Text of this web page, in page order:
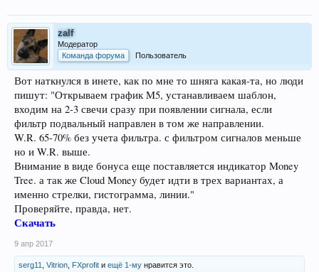
zalf
Модератор
Команда форума
Пользователь
Вот наткнулся в инете, как по мне то шняга какая-та, но люди
пишут: "Открываем график M5, устанавливаем шаблон,
входим на 2-3 свечи сразу при появлении сигнала, если
фильтр подвальный направлен в том же направлении.
W.R. 65-70% без учета фильтра. с фильтром сигналов меньше
но и W.R. выше.
Внимание в виде бонуса еще поставляется индикатор Money
Tree. а так же Cloud Money будет идти в трех вариантах, а
именно стрелки, гистограмма, линии."
Проверяйте, правда, нет.
Скачать
9 апр 2017
serg11 Vitrion FXprofit и ещё 1-му нравится это.